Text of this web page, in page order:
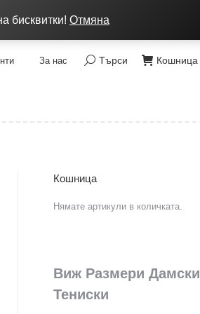
За нас Search:
Търси Кошница
Кошница
Нямате артикули в количката.
Виж Размери Дамски
Тениски
бисквитки! Отмяна